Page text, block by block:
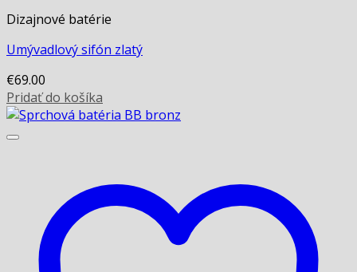
Dizajnové batérie
Umývadlový sifón zlatý
€69.00
Pridať do košíka